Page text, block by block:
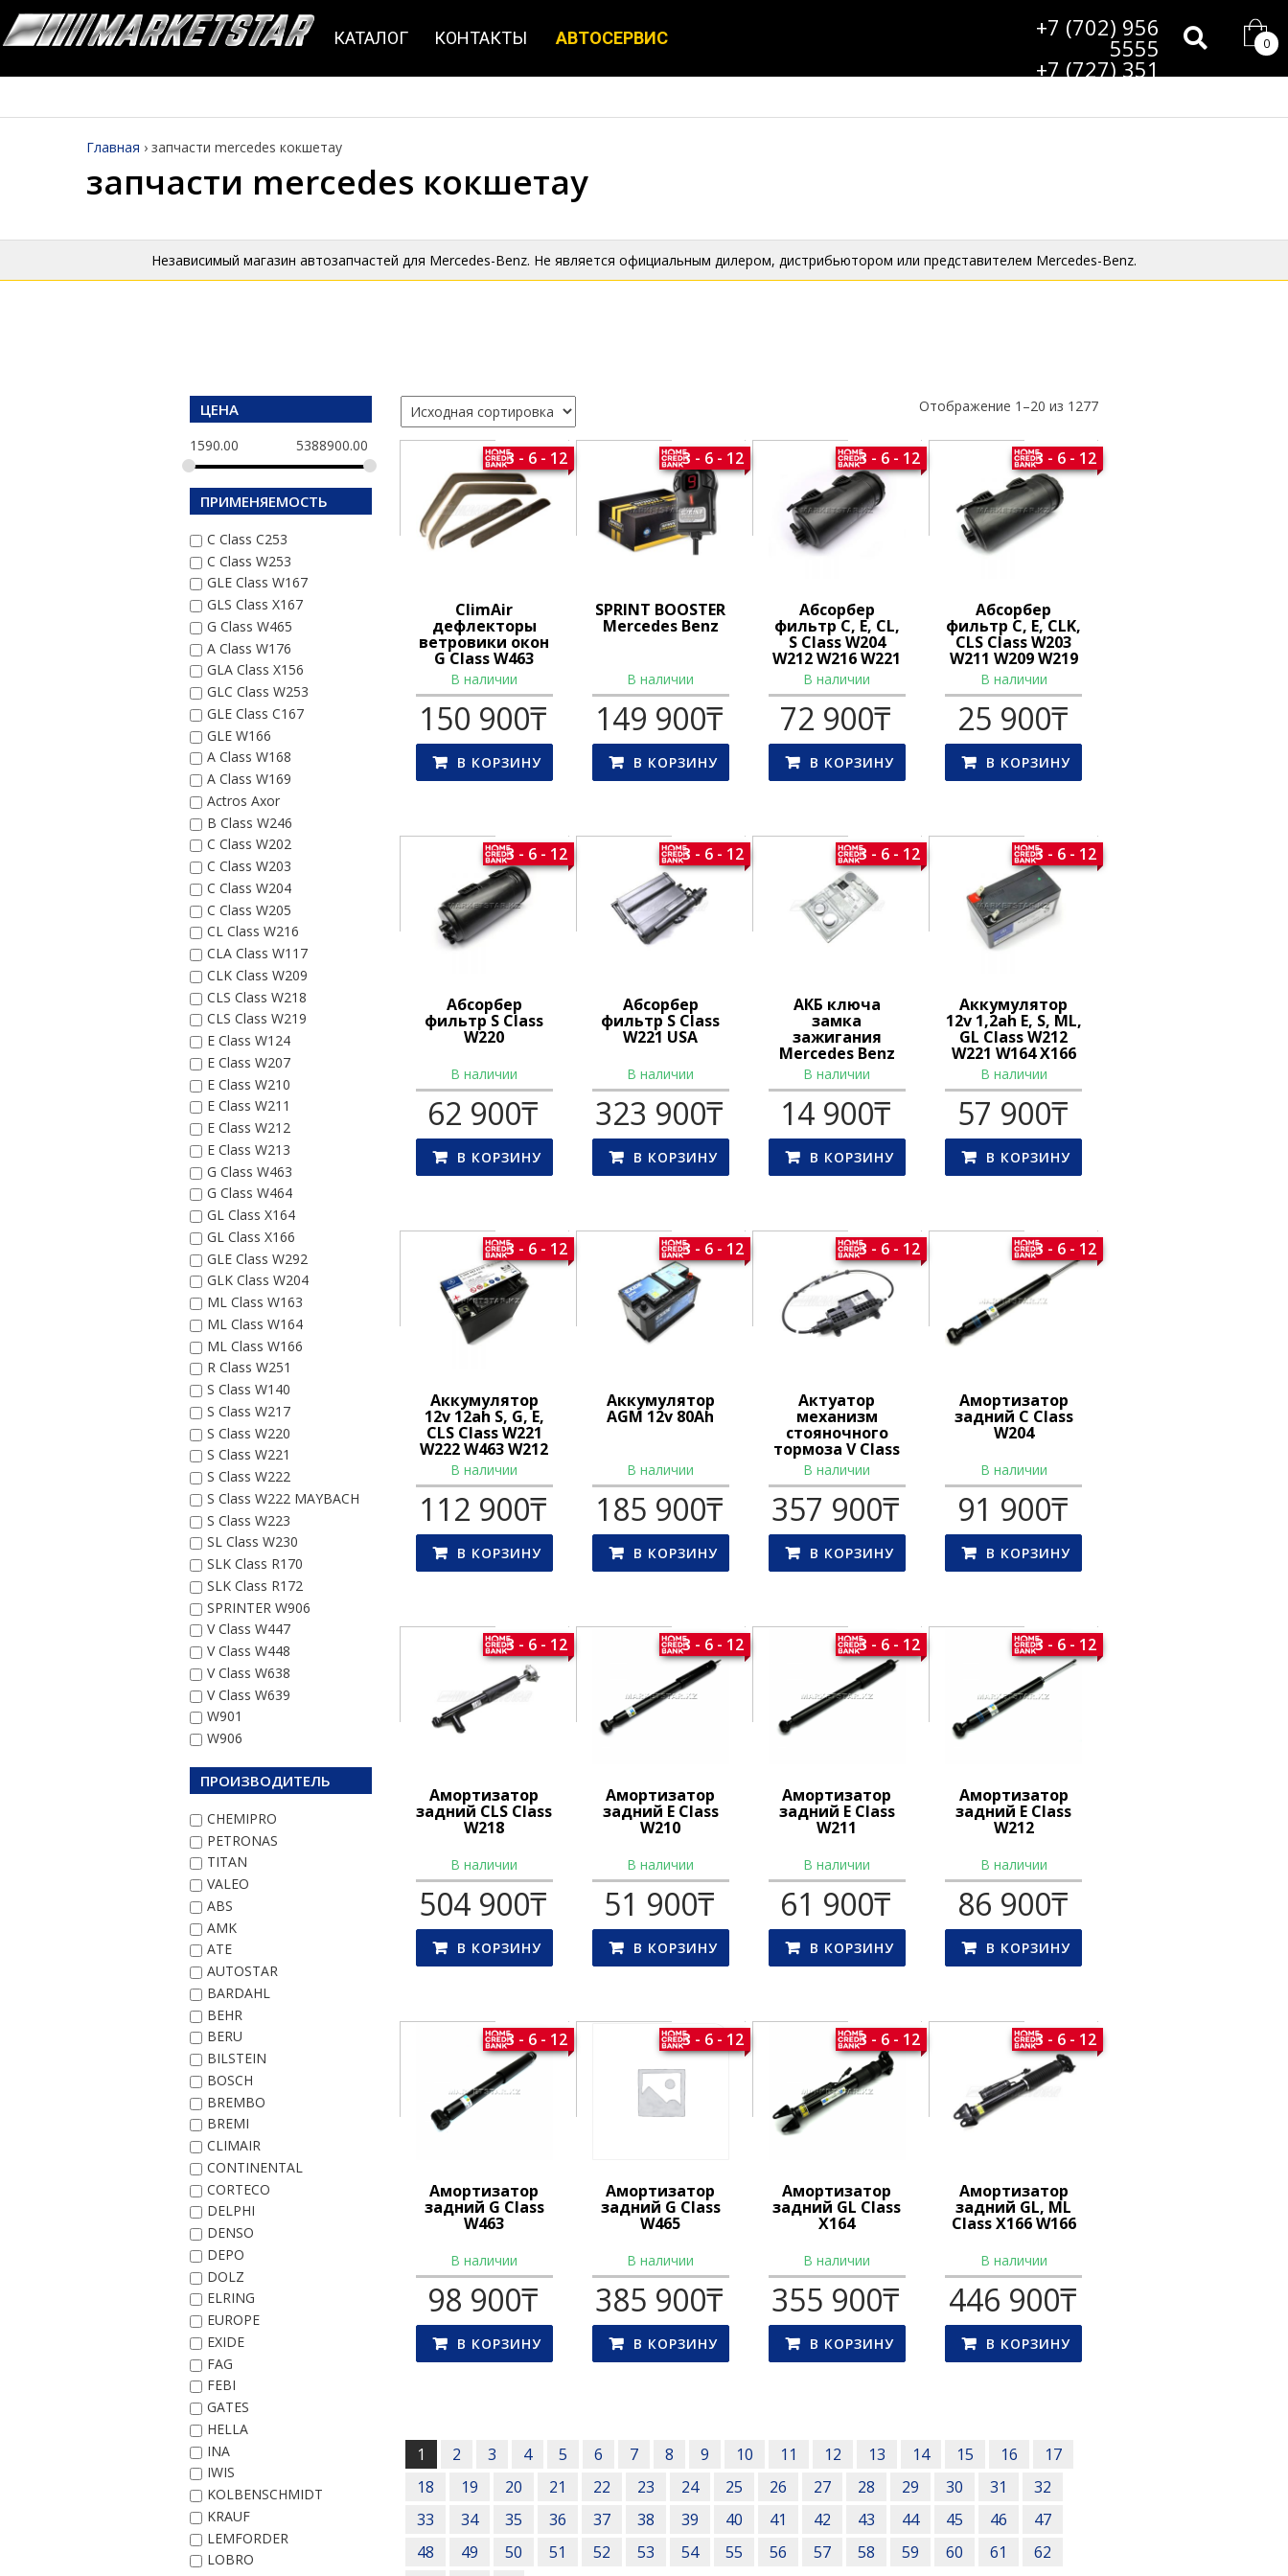
КАТАЛОГ КОНТАКТЫ АВТОСЕРВИС +7 (702) 956
5555
+7 (727) 351
Главная › запчасти mercedes кокшетау
запчасти mercedes кокшетау
Независимый магазин автозапчастей для Mercedes-Benz. Не является официальным дилером, дистрибьютором или представителем Mercedes-Benz.
ЦЕНА
1590.00 5388900.00
ПРИМЕНЯЕМОСТЬ
C Class C253
C Class W253
GLE Class W167
GLS Class X167
G Class W465
A Class W176
GLA Class X156
GLC Class W253
GLE Class C167
GLE W166
A Class W168
A Class W169
Actros Axor
B Class W246
C Class W202
C Class W203
C Class W204
C Class W205
CL Class W216
CLA Class W117
CLK Class W209
CLS Class W218
CLS Class W219
E Class W124
E Class W207
E Class W210
E Class W211
E Class W212
E Class W213
G Class W463
G Class W464
GL Class X164
GL Class X166
GLE Class W292
GLK Class W204
ML Class W163
ML Class W164
ML Class W166
R Class W251
S Class W140
S Class W217
S Class W220
S Class W221
S Class W222
S Class W222 MAYBACH
S Class W223
SL Class W230
SLK Class R170
SLK Class R172
SPRINTER W906
V Class W447
V Class W448
V Class W638
V Class W639
W901
W906
ПРОИЗВОДИТЕЛЬ
CHEMIPRO
PETRONAS
TITAN
VALEO
ABS
AMK
ATE
AUTOSTAR
BARDAHL
BEHR
BERU
BILSTEIN
BOSCH
BREMBO
BREMI
CLIMAIR
CONTINENTAL
CORTECO
DELPHI
DENSO
DEPO
DOLZ
ELRING
EUROPE
EXIDE
FAG
FEBI
GATES
HELLA
INA
IWIS
KOLBENSCHMIDT
KRAUF
LEMFORDER
LOBRO
Отображение 1–20 из 1277
ClimAir
дефлекторы
ветровики окон
G Class W463
3 - 6 - 12
В наличии
150 900₸
В КОРЗИНУ
SPRINT BOOSTER
Mercedes Benz
3 - 6 - 12
В наличии
149 900₸
В КОРЗИНУ
Абсорбер
фильтр C, E, CL,
S Class W204
W212 W216 W221
3 - 6 - 12
В наличии
72 900₸
В КОРЗИНУ
Абсорбер
фильтр C, E, CLK,
CLS Class W203
W211 W209 W219
3 - 6 - 12
В наличии
25 900₸
В КОРЗИНУ
Абсорбер
фильтр S Class
W220
3 - 6 - 12
В наличии
62 900₸
В КОРЗИНУ
Абсорбер
фильтр S Class
W221 USA
3 - 6 - 12
В наличии
323 900₸
В КОРЗИНУ
АКБ ключа
замка
зажигания
Mercedes Benz
3 - 6 - 12
В наличии
14 900₸
В КОРЗИНУ
Аккумулятор
12v 1,2ah E, S, ML,
GL Class W212
W221 W164 X166
3 - 6 - 12
В наличии
57 900₸
В КОРЗИНУ
Аккумулятор
12v 12ah S, G, E,
CLS Class W221
W222 W463 W212
W218
3 - 6 - 12
В наличии
112 900₸
В КОРЗИНУ
Аккумулятор
AGM 12v 80Ah
3 - 6 - 12
В наличии
185 900₸
В КОРЗИНУ
Актуатор
механизм
стояночного
тормоза V Class
W447 W448
3 - 6 - 12
В наличии
357 900₸
В КОРЗИНУ
Амортизатор
задний C Class
W204
3 - 6 - 12
В наличии
91 900₸
В КОРЗИНУ
Амортизатор
задний CLS Class
W218
3 - 6 - 12
В наличии
504 900₸
В КОРЗИНУ
Амортизатор
задний E Class
W210
3 - 6 - 12
В наличии
51 900₸
В КОРЗИНУ
Амортизатор
задний E Class
W211
3 - 6 - 12
В наличии
61 900₸
В КОРЗИНУ
Амортизатор
задний E Class
W212
3 - 6 - 12
В наличии
86 900₸
В КОРЗИНУ
Амортизатор
задний G Class
W463
3 - 6 - 12
В наличии
98 900₸
В КОРЗИНУ
Амортизатор
задний G Class
W465
3 - 6 - 12
В наличии
385 900₸
В КОРЗИНУ
Амортизатор
задний GL Class
X164
3 - 6 - 12
В наличии
355 900₸
В КОРЗИНУ
Амортизатор
задний GL, ML
Class X166 W166
3 - 6 - 12
В наличии
446 900₸
В КОРЗИНУ
Posts
navigation
1 2 3 4 5 6 7 8 9 10 11 12 13 14 15 16
17
18
19 20 21 22 23 24 25 26 27 28 29 30 31
32
33
34 35 36 37 38 39 40 41 42 43 44 45 46
47
48
49 50 51 52 53 54 55 56 57 58 59 60 61
62
0